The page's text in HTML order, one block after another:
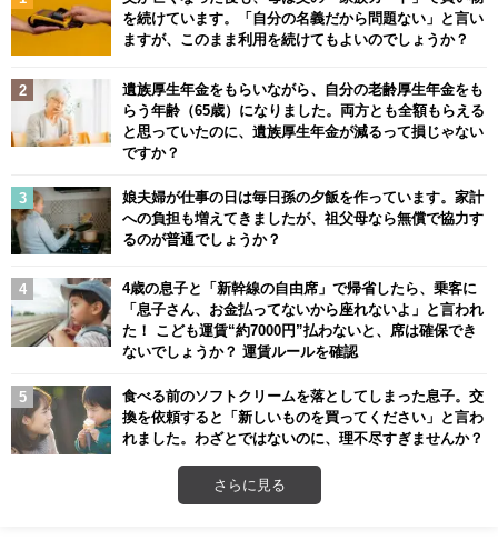
を続けています。「自分の名義だから問題ない」と言い
ますが、このまま利用を続けてもよいのでしょうか？
遺族厚生年金をもらいながら、自分の老齢厚生年金をも
らう年齢（65歳）になりました。両方とも全額もらえる
と思っていたのに、遺族厚生年金が減るって損じゃない
ですか？
娘夫婦が仕事の日は毎日孫の夕飯を作っています。家計
への負担も増えてきましたが、祖父母なら無償で協力す
るのが普通でしょうか？
4歳の息子と「新幹線の自由席」で帰省したら、乗客に
「息子さん、お金払ってないから座れないよ」と言われ
た！ こども運賃“約7000円”払わないと、席は確保でき
ないでしょうか？ 運賃ルールを確認
食べる前のソフトクリームを落としてしまった息子。交
換を依頼すると「新しいものを買ってください」と言わ
れました。わざとではないのに、理不尽すぎませんか？
さらに見る